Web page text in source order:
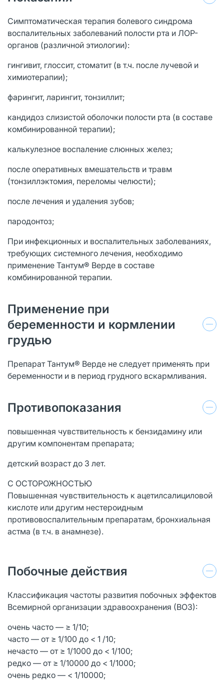
Симптоматическая терапия болевого синдрома
воспалительных заболеваний полости рта и ЛОР-
органов (различной этиологии):
гингивит, глоссит, стоматит (в т.ч. после лучевой и
химиотерапии);
фарингит, ларингит, тонзиллит;
кандидоз слизистой оболочки полости рта (в составе
комбинированной терапии);
калькулезное воспаление слюнных желез;
после оперативных вмешательств и травм
(тонзиллэктомия, переломы челюсти);
после лечения и удаления зубов;
пародонтоз;
При инфекционных и воспалительных заболеваниях,
требующих системного лечения, необходимо
применение Тантум® Верде в составе
комбинированной терапии.
Применение при
беременности и кормлении
грудью
Препарат Тантум® Верде не следует применять при
беременности и в период грудного вскармливания.
Противопоказания
повышенная чувствительность к бензидамину или
другим компонентам препарата;
детский возраст до 3 лет.
С ОСТОРОЖНОСТЬЮ
Повышенная чувствительность к ацетилсалициловой
кислоте или другим нестероидным
противовоспалительным препаратам, бронхиальная
астма (в т.ч. в анамнезе).
Побочные действия
Классификация частоты развития побочных эффектов
Всемирной организации здравоохранения (ВОЗ):
очень часто — ≥ 1/10;
часто — от ≥ 1/100 до < 1 /10;
нечасто — от ≥ 1/1000 до < 1/100;
редко — от ≥ 1/10000 до < 1/1000;
очень редко — < 1/10000;